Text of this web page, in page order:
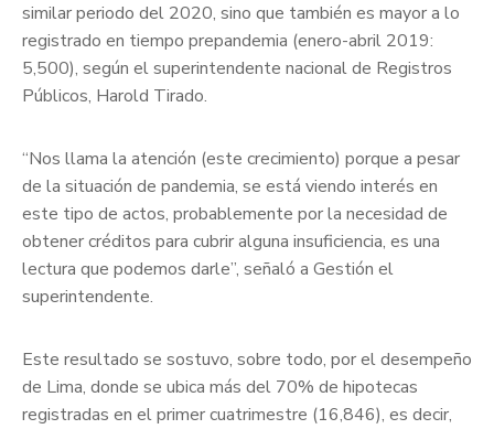
similar periodo del 2020, sino que también es mayor a lo
registrado en tiempo prepandemia (enero-abril 2019:
5,500), según el superintendente nacional de Registros
Públicos, Harold Tirado.
“Nos llama la atención (este crecimiento) porque a pesar
de la situación de pandemia, se está viendo interés en
este tipo de actos, probablemente por la necesidad de
obtener créditos para cubrir alguna insuficiencia, es una
lectura que podemos darle”, señaló a Gestión el
superintendente.
Este resultado se sostuvo, sobre todo, por el desempeño
de Lima, donde se ubica más del 70% de hipotecas
registradas en el primer cuatrimestre (16,846), es decir,